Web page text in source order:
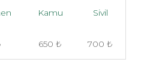
Kamu Sivil
650 ₺ 700 ₺